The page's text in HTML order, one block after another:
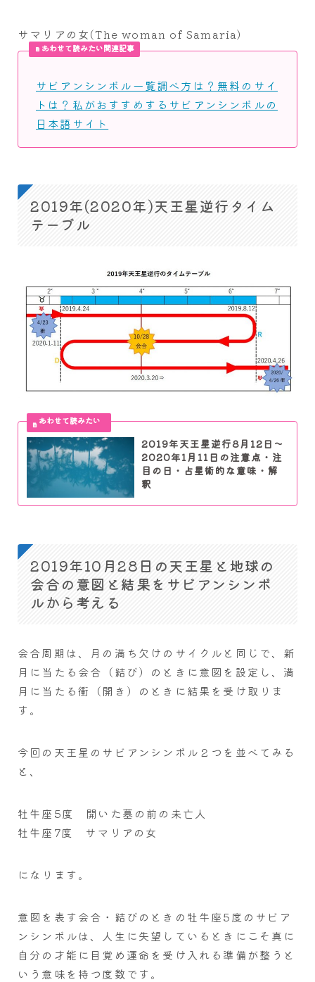
サマリアの女(The woman of Samaria)
あわせて読みたい関連記事
サビアンシンボル一覧調べ方は？無料のサイ
トは？私がおすすめするサビアンシンボルの
日本語サイト
2019年(2020年)天王星逆行タイム
テーブル
2019年天王星逆行8月12日～
2020年1月11日の注意点・注
目の日・占星術的な意味・解
釈
2019年10月28日の天王星と地球の
会合の意図と結果をサビアンシンボ
ルから考える
会合周期は、月の満ち欠けのサイクルと同じで、新
月に当たる会合（結び）のときに意図を設定し、満
月に当たる衝（開き）のときに結果を受け取りま
す。
今回の天王星のサビアンシンボル２つを並べてみる
と、
牡牛座5度 開いた墓の前の未亡人
牡牛座7度 サマリアの女
になります。
意図を表す会合・結びのときの牡牛座5度のサビア
ンシンボルは、人生に失望しているときにこそ真に
自分の才能に目覚め運命を受け入れる準備が整うと
いう意味を持つ度数です。